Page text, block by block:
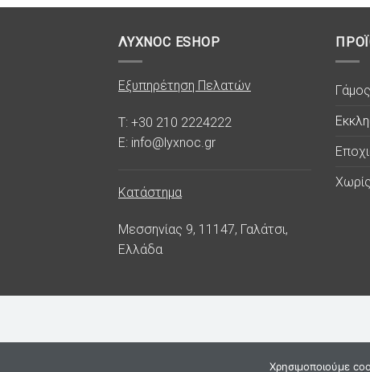
ΛΥΧΝΟC ESHOP
Εξυπηρέτηση Πελατών
T: +30 210 2224222
E: info@lyxnoc.gr
Κατάστημα
Μεσσηνίας 9, 11147, Γαλάτσι,
Ελλάδα
Χρησιμοποιούμε